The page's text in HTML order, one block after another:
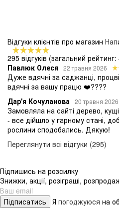
Відгуки клієнтів про магазин
295 відгуків (загальний рейтинг:
Павлюк Олеся
22 травня 2026
Дуже вдячні за саджанці,
вдячні за вашу працю ❤️????
Дар'я Кочуланова 20 травня 2026
Замовляла на сайті дерево,
- все дійшло у гарному стані,
рослини сподобались. Дякую!
Переглянути всі відгуки (295)
Підпишись на розсилку
Знижки, акції, розіграші,
Підписатись Я погоджуюся на